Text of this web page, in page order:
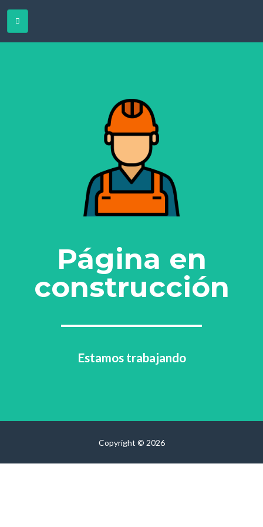
Página en
construcción
Estamos trabajando
Copyright © 2026